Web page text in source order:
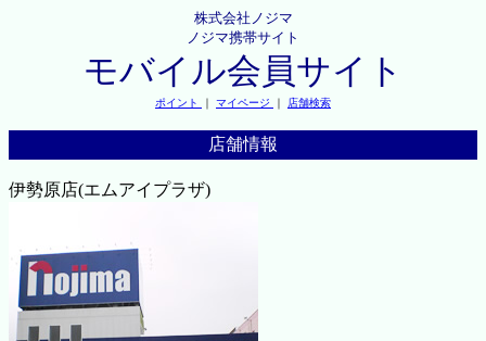
株式会社ノジマ
ノジマ携帯サイト
モバイル会員サイト
ポイント ｜ マイページ ｜ 店舗検索
店舗情報
伊勢原店(エムアイプラザ)